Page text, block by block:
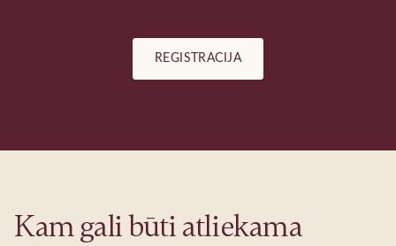
REGISTRACIJA
Kam gali būti atliekama